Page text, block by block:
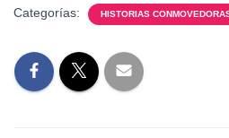
Categorías: HISTORIAS